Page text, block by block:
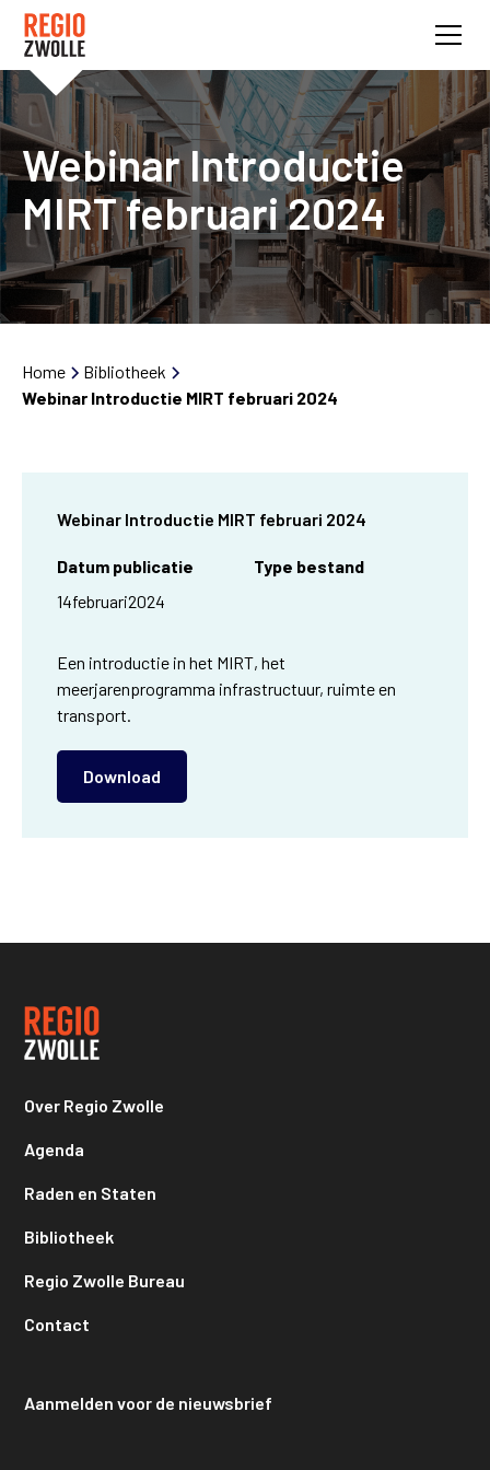
Webinar Introductie
MIRT februari 2024
Home
Bibliotheek
Webinar Introductie MIRT februari 2024
Webinar Introductie MIRT februari 2024
Datum publicatie
14februari2024
Type bestand
Een introductie in het MIRT, het
meerjarenprogramma infrastructuur, ruimte en
transport.
Download
Over Regio Zwolle
Agenda
Raden en Staten
Bibliotheek
Regio Zwolle Bureau
Contact
Aanmelden voor de nieuwsbrief